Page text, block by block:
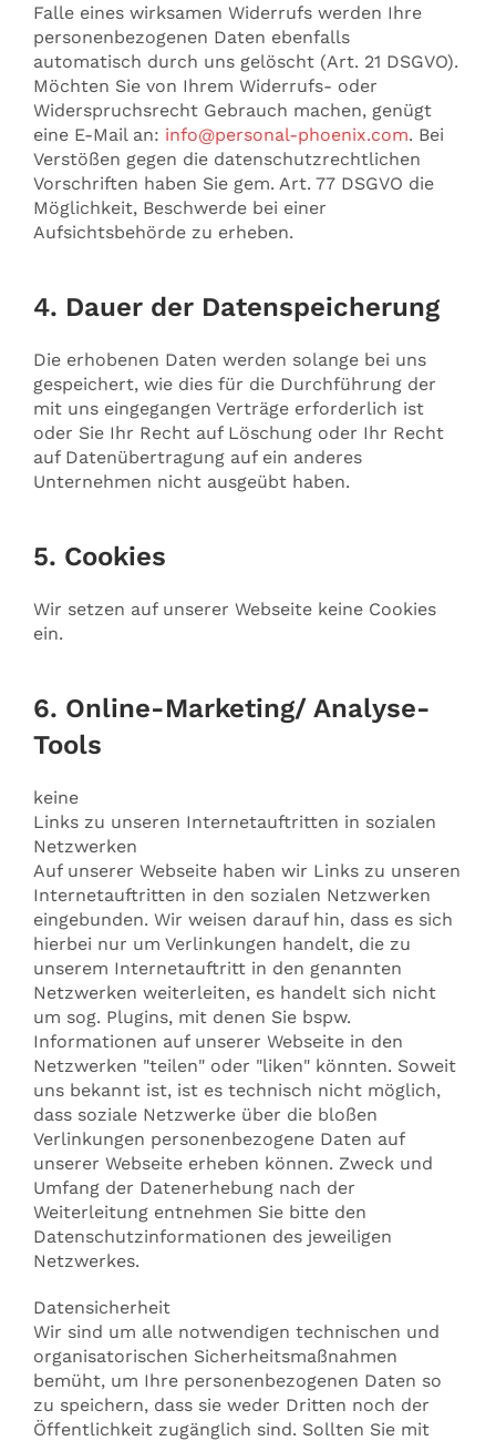
Falle eines wirksamen Widerrufs werden Ihre
personenbezogenen Daten ebenfalls
automatisch durch uns gelöscht (Art. 21 DSGVO).
Möchten Sie von Ihrem Widerrufs- oder
Widerspruchsrecht Gebrauch machen, genügt
eine E-Mail an: info@personal-phoenix.com. Bei
Verstößen gegen die datenschutzrechtlichen
Vorschriften haben Sie gem. Art. 77 DSGVO die
Möglichkeit, Beschwerde bei einer
Aufsichtsbehörde zu erheben.
4. Dauer der Datenspeicherung
Die erhobenen Daten werden solange bei uns
gespeichert, wie dies für die Durchführung der
mit uns eingegangen Verträge erforderlich ist
oder Sie Ihr Recht auf Löschung oder Ihr Recht
auf Datenübertragung auf ein anderes
Unternehmen nicht ausgeübt haben.
5. Cookies
Wir setzen auf unserer Webseite keine Cookies
ein.
6. Online-Marketing/ Analyse-
Tools
keine
Links zu unseren Internetauftritten in sozialen
Netzwerken
Auf unserer Webseite haben wir Links zu unseren
Internetauftritten in den sozialen Netzwerken
eingebunden. Wir weisen darauf hin, dass es sich
hierbei nur um Verlinkungen handelt, die zu
unserem Internetauftritt in den genannten
Netzwerken weiterleiten, es handelt sich nicht
um sog. Plugins, mit denen Sie bspw.
Informationen auf unserer Webseite in den
Netzwerken "teilen" oder "liken" könnten. Soweit
uns bekannt ist, ist es technisch nicht möglich,
dass soziale Netzwerke über die bloßen
Verlinkungen personenbezogene Daten auf
unserer Webseite erheben können. Zweck und
Umfang der Datenerhebung nach der
Weiterleitung entnehmen Sie bitte den
Datenschutzinformationen des jeweiligen
Netzwerkes.
Datensicherheit
Wir sind um alle notwendigen technischen und
organisatorischen Sicherheitsmaßnahmen
bemüht, um Ihre personenbezogenen Daten so
zu speichern, dass sie weder Dritten noch der
Öffentlichkeit zugänglich sind. Sollten Sie mit